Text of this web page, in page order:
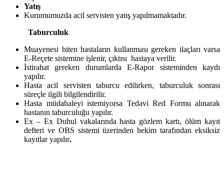
Yatış
Kurumumuzda acil servisten yatış yapılmamaktadır.
Taburculuk
Muayenesi biten hastaların kullanması gereken ilaçları varsa
E-Reçete sistemine işlenir, çıktısı hastaya verilir.
İstirahat gereken durumlarda E-Rapor sisteminden kaydı
yapılır.
Hasta acil servisten taburcu edilirken, taburculuk sonrası
süreçle ilgili bilgilendirilir.
Hasta müdahaleyi istemiyorsa Tedavi Red Formu alınarak
hastanın taburculuğu yapılır.
Ex – Ex Duhul vakalarında hasta gözlem kartı, ölüm kayıt
defteri ve OBS sistemi üzerinden hekim tarafından eksiksiz
kayıtlar yapılır.